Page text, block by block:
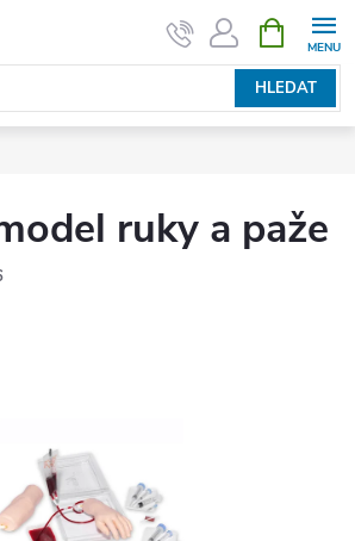
HLEDAT
NÁKUPNÍ
KOŠÍK
ruky a paže